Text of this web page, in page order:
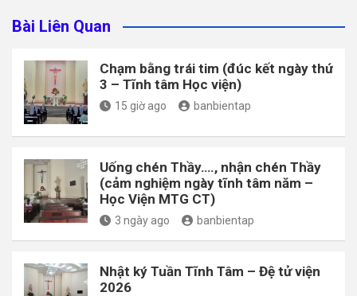
Bài Liên Quan
Chạm bằng trái tim (đúc kết ngày thứ
3 – Tĩnh tâm Học viện)
15 giờ ago banbientap
Uống chén Thầy…., nhận chén Thầy
(cảm nghiệm ngày tĩnh tâm năm –
Học Viện MTG CT)
3 ngày ago banbientap
Nhật ký Tuần Tĩnh Tâm – Đệ tử viện
2026